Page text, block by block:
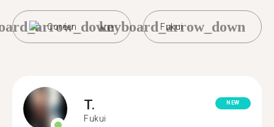
Coréen Fukui
keyboard_arrow_down
T.
Fukui
NEW